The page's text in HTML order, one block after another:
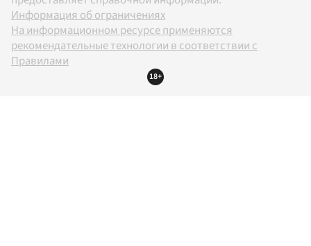
Информация об ограничениях
На информационном ресурсе применяются
рекомендательные технологии в соответствии с
Правилами
18+